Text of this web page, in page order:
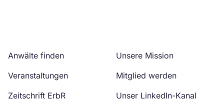
Anwälte finden
Veranstaltungen
Zeitschrift ErbR
Unsere Mission
Mitglied werden
Unser LinkedIn-Kanal